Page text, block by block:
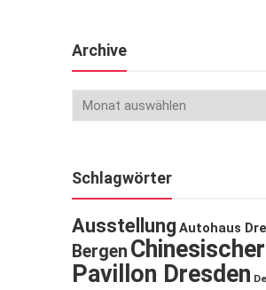
Archive
Schlagwörter
Ausstellung Autohaus
Bergen Chinesischer
Pavillon Dresden